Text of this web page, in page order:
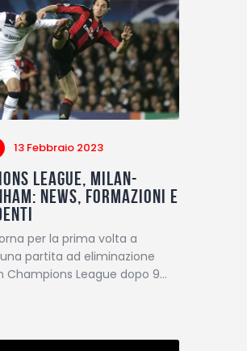
13 Febbraio 2023
League, Milan-
news, formazioni e
per la prima volta a
partita ad eliminazione
Champions League dopo 9…